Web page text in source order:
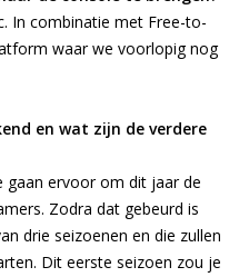
In combinatie met Free-to-
waar we voorlopig nog
en wat zijn de verdere
gaan ervoor om dit jaar de
Zodra dat gebeurd is
drie seizoenen en die zullen
Dit eerste seizoen zou je